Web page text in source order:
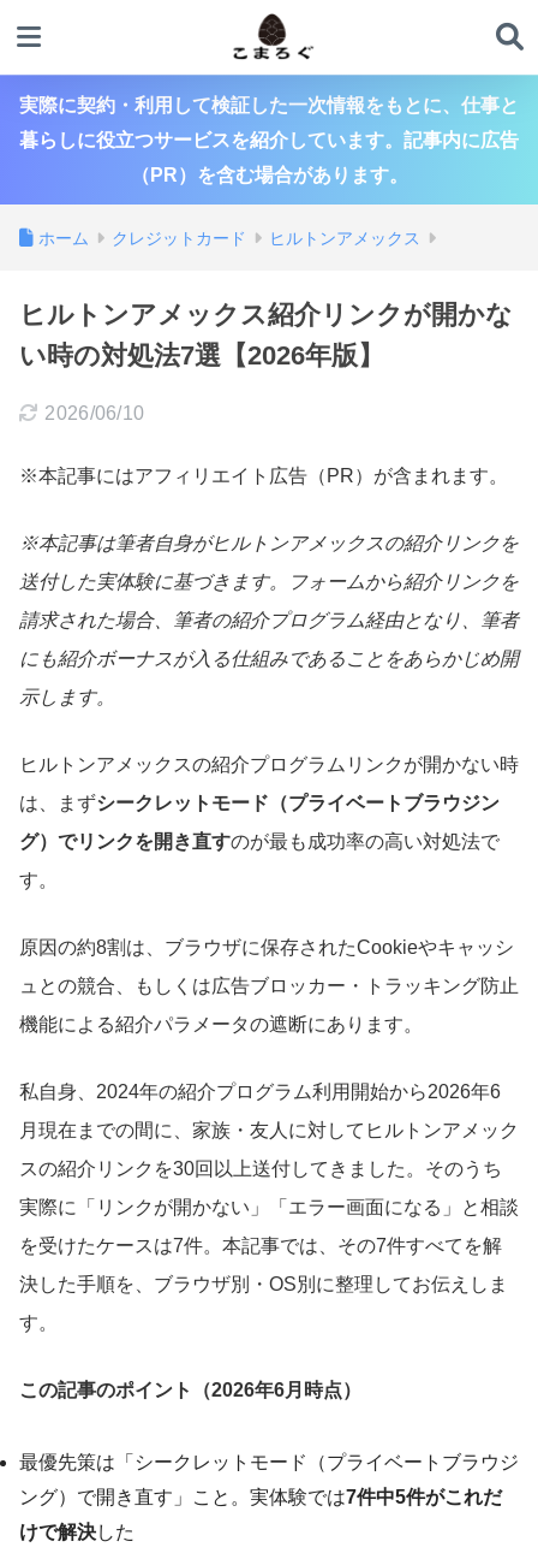
実際に契約・利用して検証した一次情報をもとに、仕事と
暮らしに役立つサービスを紹介しています。記事内に広告
（PR）を含む場合があります。
ホーム クレジットカード ヒルトンアメックス
ヒルトンアメックス紹介リンクが開かな
い時の対処法7選【2026年版】
2026/06/10
※本記事にはアフィリエイト広告（PR）が含まれます。
※本記事は筆者自身がヒルトンアメックスの紹介リンクを
送付した実体験に基づきます。フォームから紹介リンクを
請求された場合、筆者の紹介プログラム経由となり、筆者
にも紹介ボーナスが入る仕組みであることをあらかじめ開
示します。
ヒルトンアメックスの紹介プログラムリンクが開かない時
は、まずシークレットモード（プライベートブラウジン
グ）でリンクを開き直すのが最も成功率の高い対処法で
す。
原因の約8割は、ブラウザに保存されたCookieやキャッシ
ュとの競合、もしくは広告ブロッカー・トラッキング防止
機能による紹介パラメータの遮断にあります。
私自身、2024年の紹介プログラム利用開始から2026年6
月現在までの間に、家族・友人に対してヒルトンアメック
スの紹介リンクを30回以上送付してきました。そのうち
実際に「リンクが開かない」「エラー画面になる」と相談
を受けたケースは7件。本記事では、その7件すべてを解
決した手順を、ブラウザ別・OS別に整理してお伝えしま
す。
この記事のポイント（2026年6月時点）
最優先策は「シークレットモード（プライベートブラウジ
ング）で開き直す」こと。実体験では7件中5件がこれだ
けで解決した